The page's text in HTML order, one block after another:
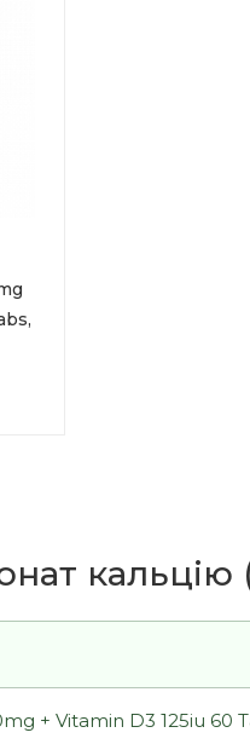
кальцію
+ Vitamin D3 125iu 60